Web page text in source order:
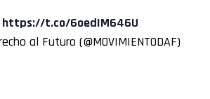
https://t.co/6oedIM646U
al Futuro (@MOVIMIENTODAF)